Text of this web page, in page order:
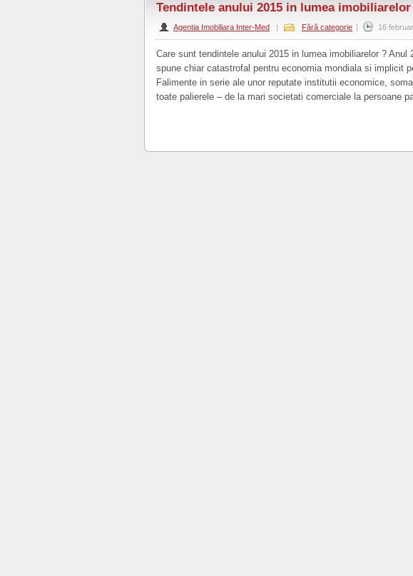
Tendintele anului 2015 in lumea imobiliarelor
Agentia Imobiliara Inter-Med | Fără categorie | 16
Care sunt tendintele anului 2015 in lumea imobiliarelor ? Anul
spune chiar catastrofal pentru economia mondiala si implicit
Falimente in serie ale unor reputate institutii economice,
toate palierele – de la mari societati comerciale la persoane